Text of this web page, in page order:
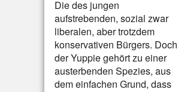
Die des jungen
aufstrebenden, sozial zwar
liberalen, aber trotzdem
konservativen Bürgers. Doch
der Yuppie gehört zu einer
austerbenden Spezies, aus
dem einfachen Grund, dass